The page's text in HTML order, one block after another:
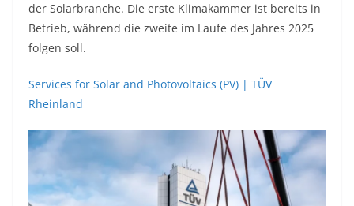
der Solarbranche. Die erste Klimakammer ist bereits in
Betrieb, während die zweite im Laufe des Jahres 2025
folgen soll.
Services for Solar and Photovoltaics (PV) | TÜV
Rheinland